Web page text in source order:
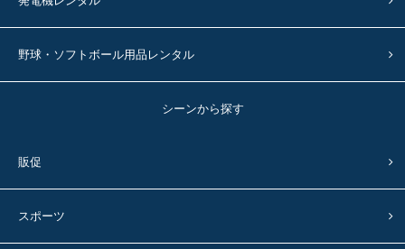
野球・ソフトボール用品レンタル
シーンから探す
販促
スポーツ